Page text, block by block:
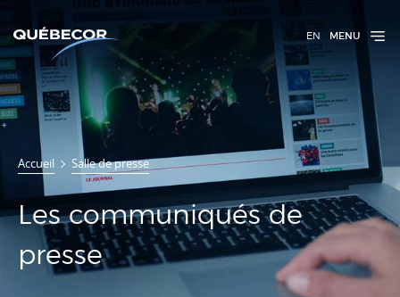
EN MENU
Accueil Salle de presse
Communiqués
de presse
Les communiqués de
presse